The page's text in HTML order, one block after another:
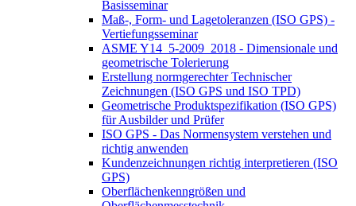
Basisseminar
Maß-, Form- und Lagetoleranzen (ISO GPS) -
Vertiefungsseminar
ASME Y14_5-2009_2018 - Dimensionale und
geometrische Tolerierung
Erstellung normgerechter Technischer
Zeichnungen (ISO GPS und ISO TPD)
Geometrische Produktspezifikation (ISO GPS)
für Ausbilder und Prüfer
ISO GPS - Das Normensystem verstehen und
richtig anwenden
Kundenzeichnungen richtig interpretieren (ISO
GPS)
Oberflächenkenngrößen und